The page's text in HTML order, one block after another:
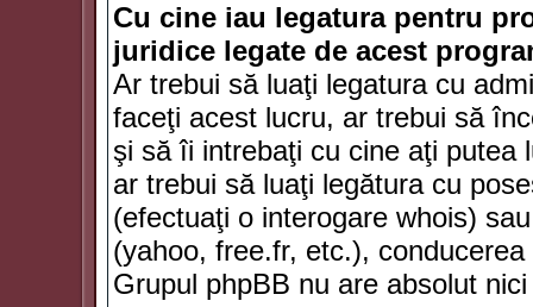
Cu cine iau legatura pentru
juridice legate de acest
Ar trebui să luaţi legatura cu
faceţi acest lucru, ar trebui să
şi să îi intrebaţi cu cine aţi putea
ar trebui să luaţi legătura cu
(efectuaţi o interogare whois)
(yahoo, free.fr, etc.),
Grupul phpBB nu are absolut